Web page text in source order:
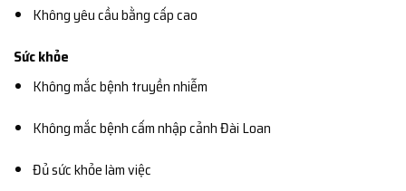
Không yêu cầu bằng cấp cao
Sức khỏe
Không mắc bệnh truyền nhiễm
Không mắc bệnh cấm nhập cảnh Đài Loan
Đủ sức khỏe làm việc